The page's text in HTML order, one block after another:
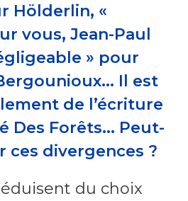
Hölderlin, «
vous, Jean-Paul
» pour
Il est
de l’écriture
Des Forêts... Peut-
ces divergences ?
du choix